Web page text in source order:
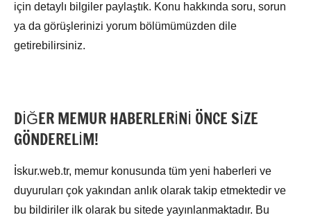
için detaylı bilgiler paylaştık. Konu hakkında soru, sorun
ya da görüşlerinizi yorum bölümümüzden dile
getirebilirsiniz.
DİĞER MEMUR HABERLERİNİ ÖNCE SİZE
GÖNDERELİM!
İskur.web.tr, memur konusunda tüm yeni haberleri ve
duyuruları çok yakından anlık olarak takip etmektedir ve
bu bildiriler ilk olarak bu sitede yayınlanmaktadır. Bu